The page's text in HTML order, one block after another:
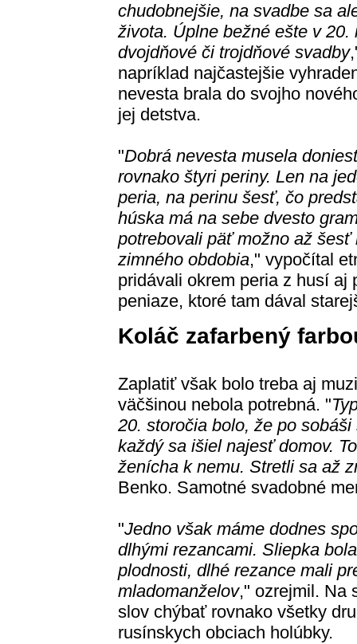
chudobnejšie, na svadbe sa
života. Úplne bežné ešte v
dvojdňové či trojdňové svadby
napríklad najčastejšie
nevesta brala do svojho
jej detstva.
"Dobrá nevesta musela
rovnako štyri periny. Len na
peria, na perinu šesť, čo
húska má na sebe dvesto
potrebovali päť možno až
zimného obdobia," vypočítal
pridávali okrem peria z husí aj
peniaze, ktoré tam dával
Koláč zafarbený
Zaplatiť však bolo treba aj
väčšinou nebola potrebná. "
20. storočia bolo, že po
každý sa išiel najesť domov.
ženícha k nemu. Stretli sa až
Benko. Samotné svadobné
"Jedno však máme dodnes
dlhými rezancami. Sliepka
plodnosti, dlhé rezance mali
mladomanželov," ozrejmil. Na
slov chýbať rovnako všetky
rusínskych obciach holúbky.